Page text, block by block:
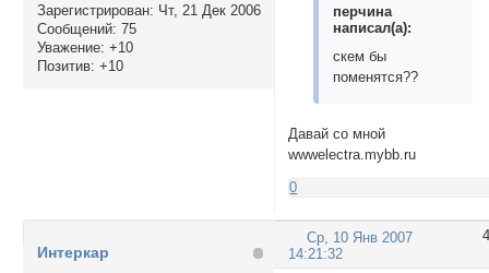
Зарегистрирован: Чт, 21 Дек 2006
Сообщений: 75
Уважение: +10
Позитив: +10
перчина
написал(а):
скем бы
поменятся??
Давай со мной
wwwelectra.mybb.ru
0
4
Ср, 10 Янв 2007
14:21:32
Интеркар